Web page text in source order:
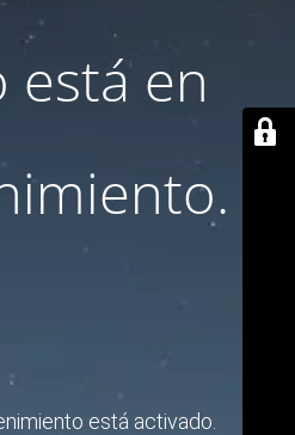
está en
está activado.